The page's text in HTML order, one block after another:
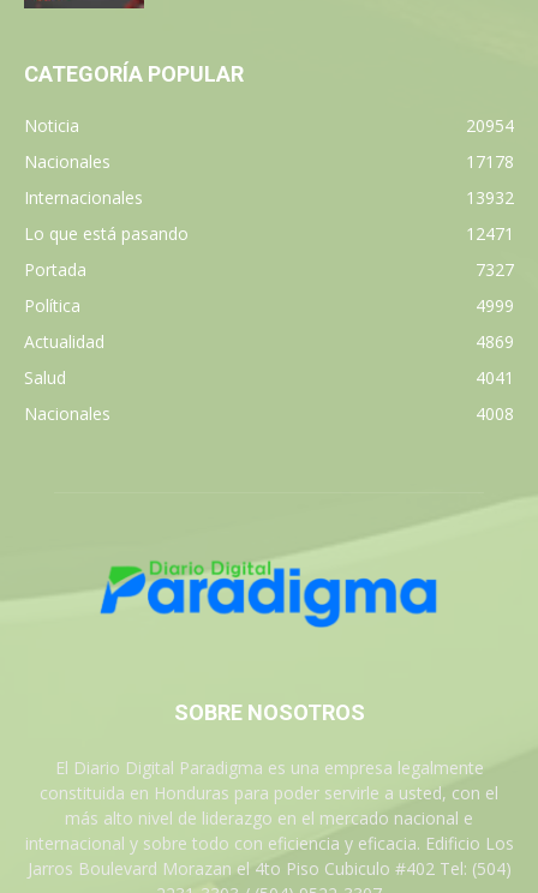
CATEGORÍA POPULAR
Noticia
20954
Nacionales
17178
Internacionales
13932
Lo que está pasando
12471
Portada
7327
Política
4999
Actualidad
4869
Salud
4041
Nacionales
4008
SOBRE NOSOTROS
El Diario Digital Paradigma es una empresa legalmente
constituida en Honduras para poder servirle a usted, con el
más alto nivel de liderazgo en el mercado nacional e
internacional y sobre todo con eficiencia y eficacia. Edificio Los
Jarros Boulevard Morazan el 4to Piso Cubiculo #402 Tel: (504)